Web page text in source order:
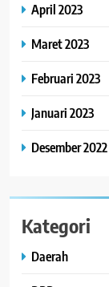
April 2023
Maret 2023
Februari 2023
Januari 2023
Desember 2022
Kategori
Daerah